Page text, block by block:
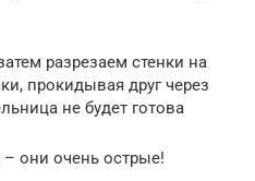
разрезаем стенки на
прокидывая друг через
не будет готова
они очень острые!